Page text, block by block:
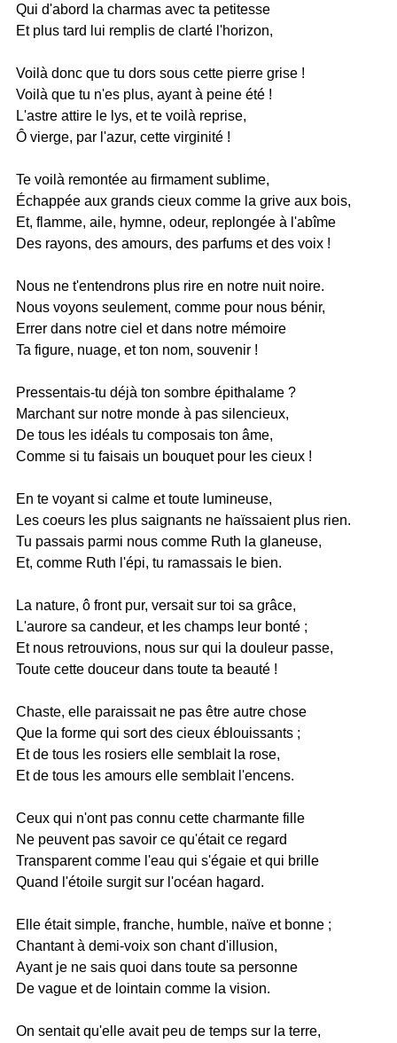
Qui d'abord la charmas avec ta petitesse
Et plus tard lui remplis de clarté l'horizon,
Voilà donc que tu dors sous cette pierre grise !
Voilà que tu n'es plus, ayant à peine été !
L'astre attire le lys, et te voilà reprise,
Ô vierge, par l'azur, cette virginité !
Te voilà remontée au firmament sublime,
Échappée aux grands cieux comme la grive aux bois,
Et, flamme, aile, hymne, odeur, replongée à l'abîme
Des rayons, des amours, des parfums et des voix !
Nous ne t'entendrons plus rire en notre nuit noire.
Nous voyons seulement, comme pour nous bénir,
Errer dans notre ciel et dans notre mémoire
Ta figure, nuage, et ton nom, souvenir !
Pressentais-tu déjà ton sombre épithalame ?
Marchant sur notre monde à pas silencieux,
De tous les idéals tu composais ton âme,
Comme si tu faisais un bouquet pour les cieux !
En te voyant si calme et toute lumineuse,
Les coeurs les plus saignants ne haïssaient plus rien.
Tu passais parmi nous comme Ruth la glaneuse,
Et, comme Ruth l'épi, tu ramassais le bien.
La nature, ô front pur, versait sur toi sa grâce,
L'aurore sa candeur, et les champs leur bonté ;
Et nous retrouvions, nous sur qui la douleur passe,
Toute cette douceur dans toute ta beauté !
Chaste, elle paraissait ne pas être autre chose
Que la forme qui sort des cieux éblouissants ;
Et de tous les rosiers elle semblait la rose,
Et de tous les amours elle semblait l'encens.
Ceux qui n'ont pas connu cette charmante fille
Ne peuvent pas savoir ce qu'était ce regard
Transparent comme l'eau qui s'égaie et qui brille
Quand l'étoile surgit sur l'océan hagard.
Elle était simple, franche, humble, naïve et bonne ;
Chantant à demi-voix son chant d'illusion,
Ayant je ne sais quoi dans toute sa personne
De vague et de lointain comme la vision.
On sentait qu'elle avait peu de temps sur la terre,